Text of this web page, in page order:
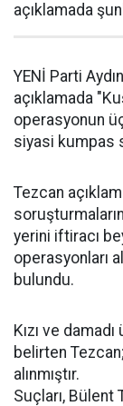
açıklamada
YENİ Parti
açıklamada
operasyonun
siyasi kumpas
Tezcan
yerini iftiracı
operasyonları
bulundu.
Kızı ve
belirten
alınmıştır.
Suçları, Bülent